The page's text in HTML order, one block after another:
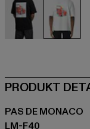
PRODUKT
PAS DE MONACO
LM-F40